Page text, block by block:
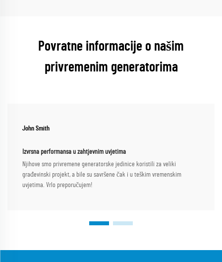
Povratne informacije o našim
privremenim generatorima
John Smith
Izvrsna performansa u zahtjevnim uvjetima
Njihove smo privremene generatorske jedinice koristili za veliki
građevinski projekt, a bile su savršene čak i u teškim vremenskim
uvjetima. Vrlo preporučujem!